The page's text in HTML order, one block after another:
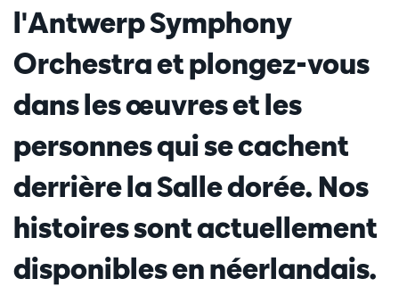
l'Antwerp Symphony
Orchestra et plongez-vous
dans les œuvres et les
personnes qui se cachent
derrière la Salle dorée. Nos
histoires sont actuellement
disponibles en néerlandais.